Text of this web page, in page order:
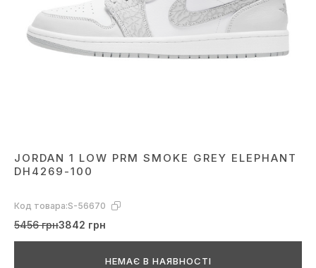
JORDAN 1 LOW PRM SMOKE GREY ELEPHANT
DH4269-100
Код товара:S-56670
5456 грн3842 грн
НЕМАЄ В НАЯВНОСТІ